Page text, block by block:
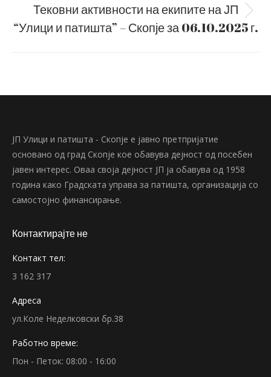
Next
post:
Тековни активности на екипите на ЈП
“Улици и патишта” – Скопје за 06.10.2025 г.
ЈП Улици и патишта - Скопје е јавно претпријатие
основано од град Скопје кое обавува дејност од посебен
јавен интерес. Оваа своја дејност ЈП ја обавува од 1958
година како Градската управа за патишта, организација со
самостојно финансирање.
Контактирајте не
Контакт тел:
3 162 317
Адреса
ул.Коле Неделковски бр.38
Работно време:
Пон - Петок: 08:00 - 16:00